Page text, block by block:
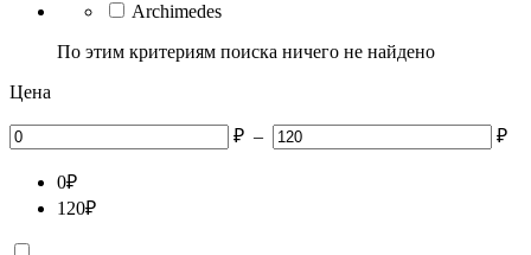
Archimedes
По этим критериям поиска ничего не найдено
Цена
₽ – ₽
0₽
120₽